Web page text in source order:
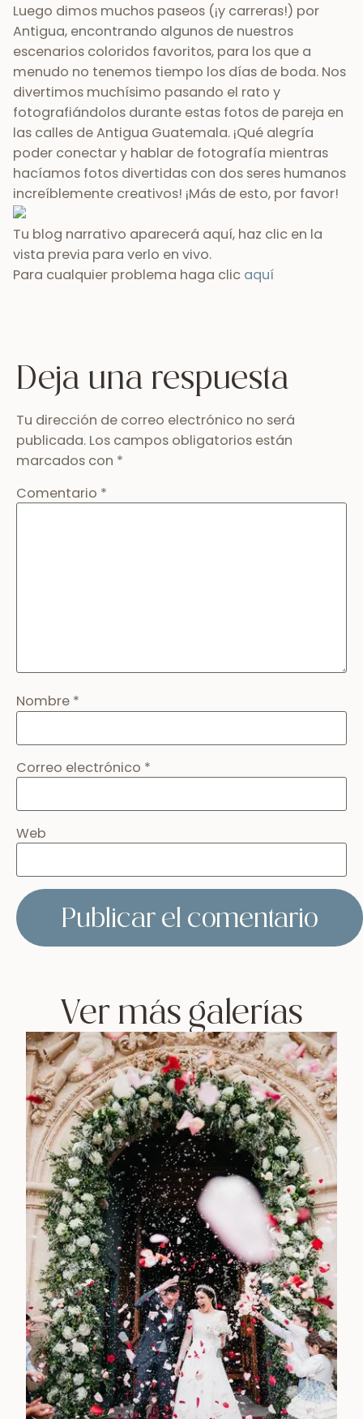
Luego dimos muchos paseos (¡y carreras!) por
Antigua, encontrando algunos de nuestros
escenarios coloridos favoritos, para los que a
menudo no tenemos tiempo los días de boda. Nos
divertimos muchísimo pasando el rato y
fotografiándolos durante estas fotos de pareja en
las calles de Antigua Guatemala. ¡Qué alegría
poder conectar y hablar de fotografía mientras
hacíamos fotos divertidas con dos seres humanos
increíblemente creativos! ¡Más de esto, por favor!
Tu blog narrativo aparecerá aquí, haz clic en la
vista previa para verlo en vivo.
Para cualquier problema haga clic aquí
Deja una respuesta
Tu dirección de correo electrónico no será
publicada. Los campos obligatorios están
marcados con *
Comentario *
Nombre *
Correo electrónico *
Web
Ver más galerías